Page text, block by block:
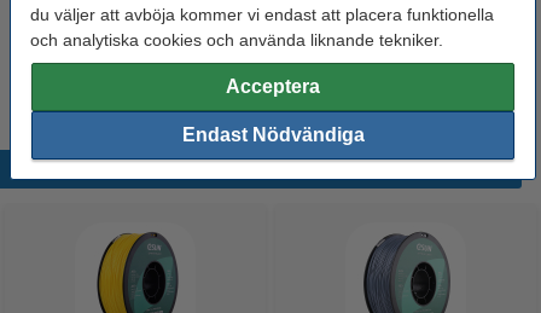
du väljer att avböja kommer vi endast att placera funktionella
och analytiska cookies och använda liknande tekniker.
Acceptera
Endast Nödvändiga
Polymaker PolyBox™ Edition II Filament
Drybox
780 kr